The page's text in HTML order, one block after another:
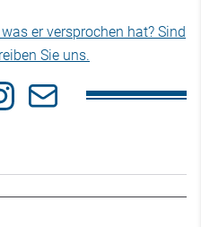
er versprochen hat? Sind
Sie uns.